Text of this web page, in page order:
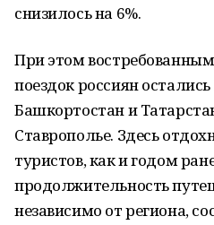
снизилось на 6%.
При этом
поездок россиян
Башкортостан и
Ставрополье. Здесь
туристов, как и годом
продолжительность
независимо от региона,